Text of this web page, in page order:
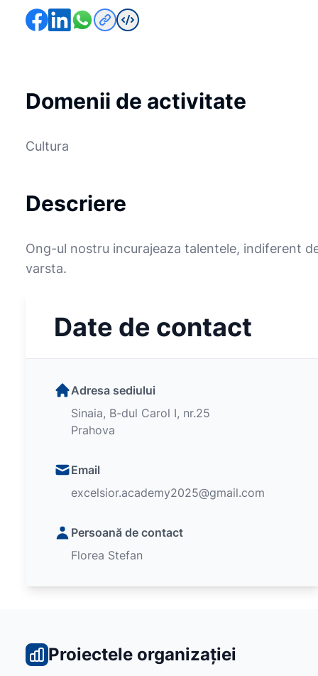
Domenii de activitate
Cultura
Descriere
Ong-ul nostru incurajeaza talentele, indiferent
varsta.
Date de contact
Adresa sediului
Sinaia, B-dul Carol I, nr.25
Prahova
Email
excelsior.academy2025@gmail.com
Persoană de contact
Florea Stefan
Proiectele organizației